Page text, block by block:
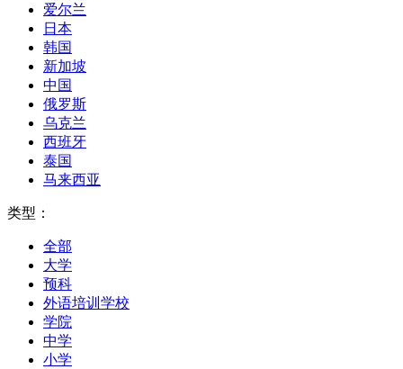
爱尔兰
日本
韩国
新加坡
中国
俄罗斯
乌克兰
西班牙
泰国
马来西亚
类型：
全部
大学
预科
外语培训学校
学院
中学
小学